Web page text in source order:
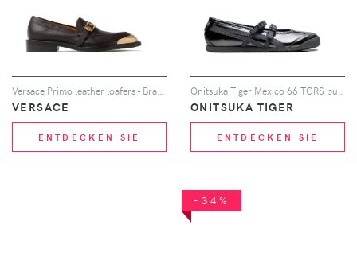
VERSACE
ENTDECKEN SIE
ONITSUKA TIGER
ENTDECKEN SIE
-34%